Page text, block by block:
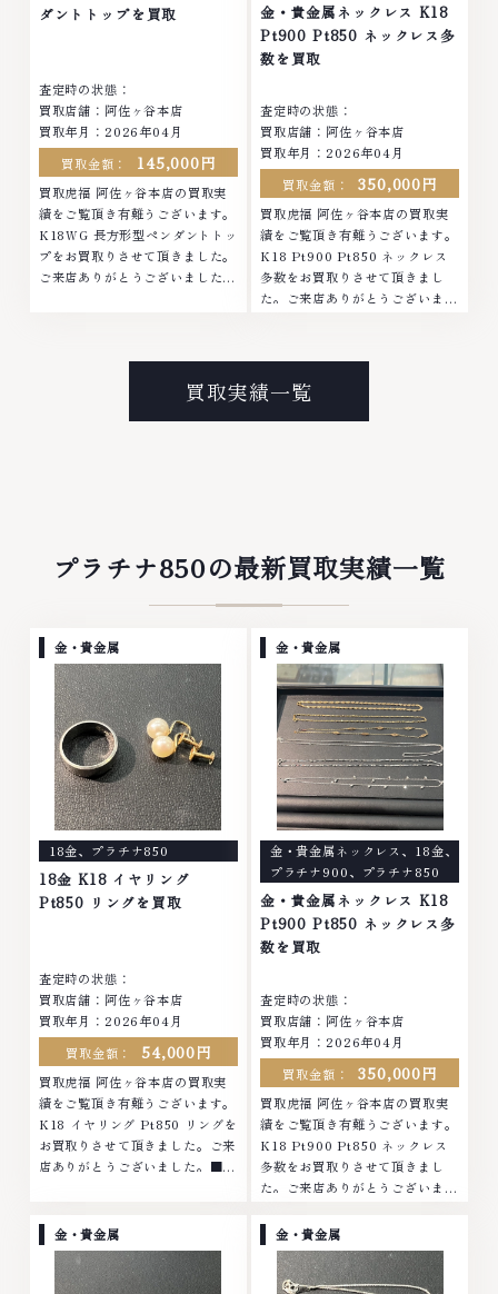
付かなかったお品物でも、一点一
～19:00定休日: 年中無休
品物でも、一点一点丁寧に無料で
査定します。お気軽にご連絡くだ
さい。TEL: 0120-959-764営
業時間: 10:00～19:00定休日: 年
ダントトップを買取
査定時の状態：
買取店舗：阿佐ヶ谷本店
買取年月：2026年04月
買取金額：
145,000円
買取虎福 阿佐ヶ谷本店の買取実
績をご覧頂き有難うございます。
K18WG 長方形型ペンダントトッ
プをお買取りさせて頂きました。
ご来店ありがとうございました。
ら、お任せくださいなかでも金・
プラチナ等のアクセサリー・貴金
属・宝石・ダイヤモンド・ジュエ
リーや ブランド品・時計等は特
かったお品物でも、一点一点丁寧
959-764営業時間: 10:00～
19:00定休日: 年中無休
金・貴金属ネックレス K18
Pt900 Pt850 ネックレス多
数を買取
査定時の状態：
買取店舗：阿佐ヶ谷本店
買取年月：2026年04月
買取金額：
350,000円
買取虎福 阿佐ヶ谷本店の買取実
績をご覧頂き有難うございます。
K18 Pt900 Pt850 ネックレス
多数をお買取りさせて頂きまし
た。ご来店ありがとうございまし
ブランド衣類 お酒買取りのこと
なら、お任せくださいなかでも
金・プラチナ等のアクセサリー・
貴金属・宝石・ダイヤモンド・ジ
計、多くのお品物の高価買取りを
実現しており、他店ではお値段の
軽にご連絡ください。TEL:
0120-959-764営業時間: 10:00
～19:00定休日: 年中無休
買取実績一覧
プラチナ850の最新買取実績一覧
金・貴金属
18金、 プラチナ850
18金 K18 イヤリング
Pt850 リングを買取
査定時の状態：
買取店舗：阿佐ヶ谷本店
買取年月：2026年04月
買取金額：
54,000円
買取虎福 阿佐ヶ谷本店の買取実
績をご覧頂き有難うございます。
K18 イヤリング Pt850 リングを
お買取りさせて頂きました。ご来
店ありがとうございました。■地
衣類 お酒買取りのことなら、お
任せくださいなかでも金・プラチ
ナ等のアクセサリー・貴金属・宝
金・貴金属
金・貴金属ネックレス 、 18金、
プラチナ900、 プラチナ850
金・貴金属ネックレス K18
Pt900 Pt850 ネックレス多
数を買取
査定時の状態：
買取店舗：阿佐ヶ谷本店
買取年月：2026年04月
買取金額：
350,000円
買取虎福 阿佐ヶ谷本店の買取実
績をご覧頂き有難うございます。
K18 Pt900 Pt850 ネックレス
多数をお買取りさせて頂きまし
た。ご来店ありがとうございまし
ラチナ ダイヤモンド ブランド品
ブランド衣類 お酒買取りのこと
なら、お任せくださいなかでも
金・貴金属 金・貴金属